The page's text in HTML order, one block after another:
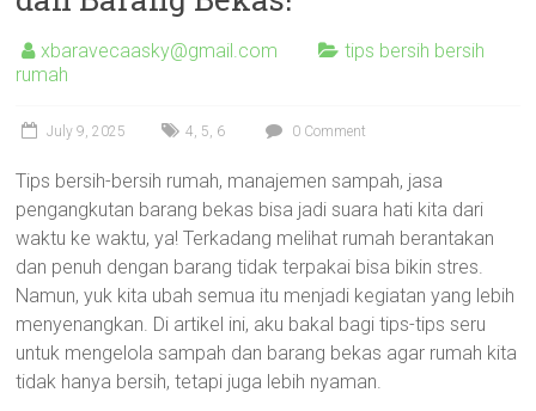
xbaravecaasky@gmail.com
tips bersih bersih
rumah
July 9, 2025 4, 5, 6 0 Comment
Tips bersih-bersih rumah, manajemen sampah, jasa
pengangkutan barang bekas bisa jadi suara hati kita dari
waktu ke waktu, ya! Terkadang melihat rumah berantakan
dan penuh dengan barang tidak terpakai bisa bikin stres.
Namun, yuk kita ubah semua itu menjadi kegiatan yang lebih
menyenangkan. Di artikel ini, aku bakal bagi tips-tips seru
untuk mengelola sampah dan barang bekas agar rumah kita
tidak hanya bersih, tetapi juga lebih nyaman.